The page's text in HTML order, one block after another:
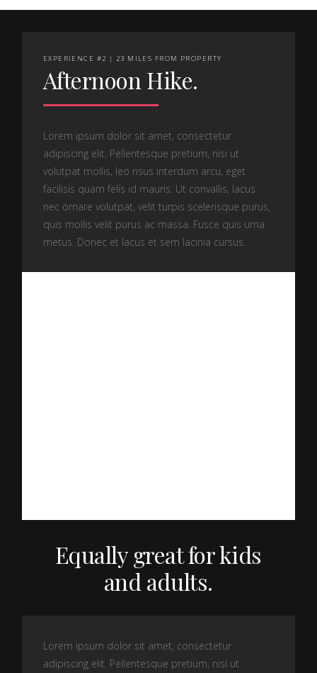
EXPERIENCE #2 | 23 MILES FROM PROPERTY
Afternoon Hike.
Lorem ipsum dolor sit amet, consectetur
adipiscing elit. Pellentesque pretium, nisi ut
volutpat mollis, leo risus interdum arcu, eget
facilisis quam felis id mauris. Ut convallis, lacus
nec ornare volutpat, velit turpis scelerisque purus,
quis mollis velit purus ac massa. Fusce quis urna
metus. Donec et lacus et sem lacinia cursus.
Equally great for kids
and adults.
Lorem ipsum dolor sit amet, consectetur
adipiscing elit. Pellentesque pretium, nisi ut